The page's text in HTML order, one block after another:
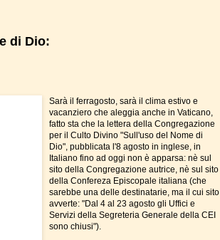
di Dio:
Sarà il ferragosto, sarà il clima estivo e
vacanziero che aleggia anche in Vaticano,
fatto sta che la lettera della Congregazione
per il Culto Divino "Sull'uso del Nome di
Dio", pubblicata l'8 agosto in inglese, in
Italiano fino ad oggi non è apparsa: nè sul
sito della Congregazione autrice, nè sul sito
della Confereza Episcopale italiana (che
sarebbe una delle destinatarie, ma il cui sito
avverte: "Dal 4 al 23 agosto gli Uffici e
Servizi della Segreteria Generale della CEI
sono chiusi").